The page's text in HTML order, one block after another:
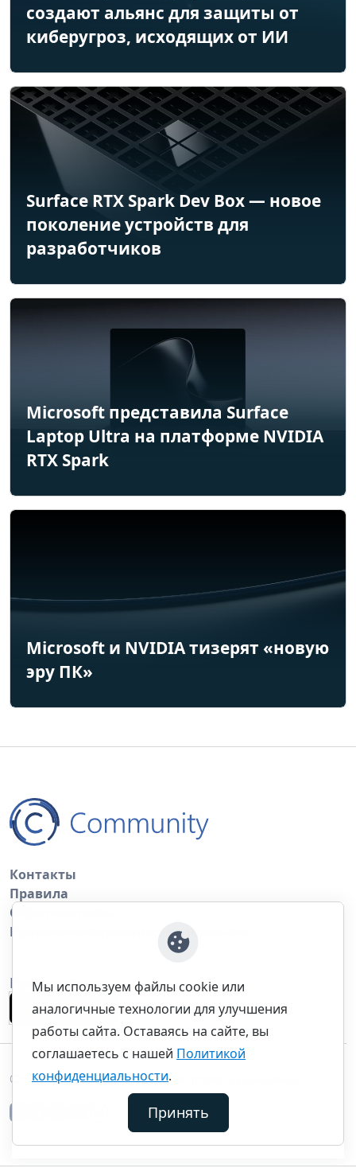
создают альянс для защиты от
киберугроз, исходящих от ИИ
Surface RTX Spark Dev Box — новое
поколение устройств для
разработчиков
Microsoft представила Surface
Laptop Ultra на платформе NVIDIA
RTX Spark
Microsoft и NVIDIA тизерят «новую
эру ПК»
Контакты
Правила
Обратная связь
Правила копирования материалов
Приложение
©thecommunity.ru 2026. Все права защищены.
Мы используем файлы cookie или
аналогичные технологии для улучшения
работы сайта. Оставаясь на сайте, вы
соглашаетесь с нашей Политикой
конфиденциальности.
Принять